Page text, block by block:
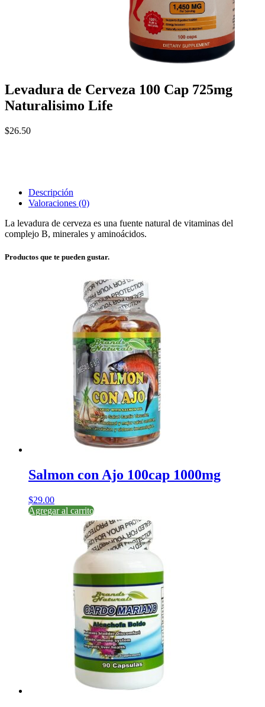
Levadura de Cerveza 100 Cap 725mg
Naturalisimo Life
$26.50
Descripción
Valoraciones (0)
La levadura de cerveza es una fuente natural de vitaminas del
complejo B, minerales y aminoácidos.
Productos que te pueden gustar.
Salmon con Ajo 100cap 1000mg
$29.00
Agregar al carrito